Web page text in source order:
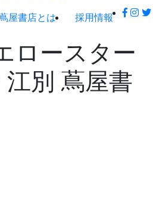
屋書店とは 採用情報
ロースター
江別 蔦屋書